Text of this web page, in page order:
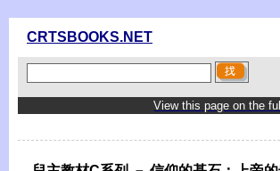
CRTSBOOKS.NET
View this page on the